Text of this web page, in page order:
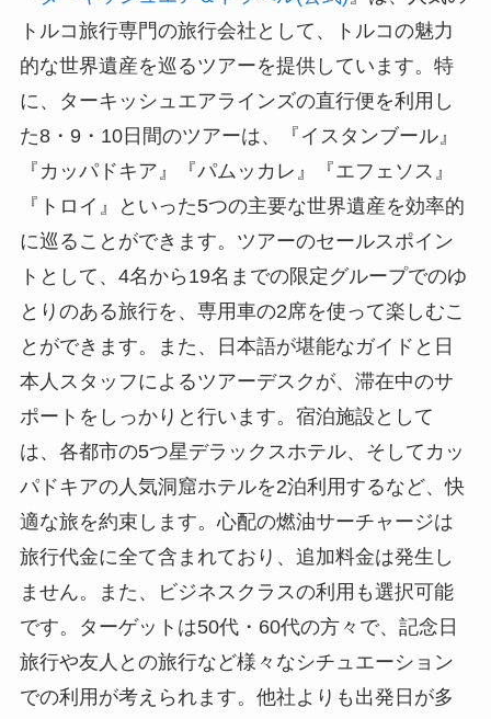
トルコ旅行専門の旅行会社として、トルコの魅力
的な世界遺産を巡るツアーを提供しています。特
に、ターキッシュエアラインズの直行便を利用し
た8・9・10日間のツアーは、『イスタンブール』
『カッパドキア』『パムッカレ』『エフェソス』
『トロイ』といった5つの主要な世界遺産を効率的
に巡ることができます。ツアーのセールスポイン
トとして、4名から19名までの限定グループでのゆ
とりのある旅行を、専用車の2席を使って楽しむこ
とができます。また、日本語が堪能なガイドと日
本人スタッフによるツアーデスクが、滞在中のサ
ポートをしっかりと行います。宿泊施設として
は、各都市の5つ星デラックスホテル、そしてカッ
パドキアの人気洞窟ホテルを2泊利用するなど、快
適な旅を約束します。心配の燃油サーチャージは
旅行代金に全て含まれており、追加料金は発生し
ません。また、ビジネスクラスの利用も選択可能
です。ターゲットは50代・60代の方々で、記念日
旅行や友人との旅行など様々なシチュエーション
での利用が考えられます。他社よりも出発日が多